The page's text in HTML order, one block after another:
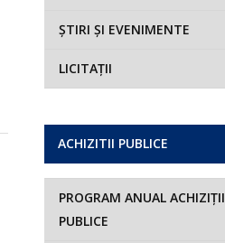
ȘTIRI ȘI EVENIMENTE
LICITAȚII
ACHIZITII PUBLICE
PROGRAM ANUAL ACHIZIȚII
PUBLICE